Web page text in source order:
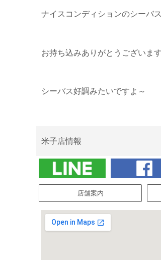
ナイスコンディションのシーバス
お持ち込みありがとうございます
シーバス好調みたいですよ～
米子店情報
店舗案内